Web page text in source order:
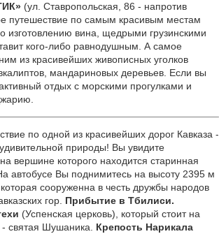
(ул. Ставропольская, 86 - напротив
путешествие по самым красивым местам
изготовлению вина, щедрыми грузинскими
кого-либо равнодушным. А самое
из красивейших живописных уголков
мандариновых деревьев. Если вы
отдых с морскими прогулками и
по одной из красивейших дорог Кавказа -
природы! Вы увидите
вершине которого находится старинная
автобусе Вы поднимитесь на высоту 2395 м
сооруженна в честь дружбы народов
гор. Прибытие в Тбилиси.
(Успенская церковь), который стоит на
- святая Шушаника. Крепость Нарикала